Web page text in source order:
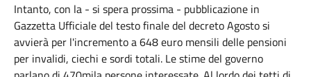
Intanto, con la - si spera prossima - pubblicazione in
Gazzetta Ufficiale del testo finale del decreto Agosto si
avvierà per l'incremento a 648 euro mensili delle pensioni
per invalidi, ciechi e sordi totali. Le stime del governo